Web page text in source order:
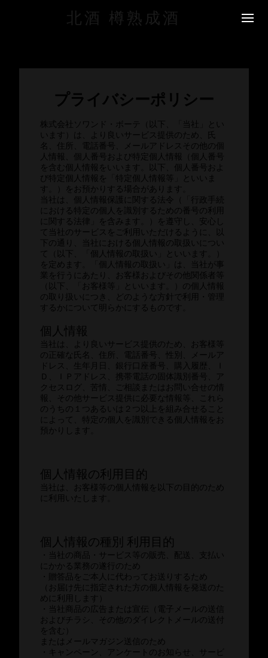
北酒 樽熟成酒
プライバシーポリシー
株式会社ソワンド・ボーテ（以下、「当社」とい
います）は、より良いサービス提供のため、氏
名、住所、電話番号、メールアドレスその他の個
人情報、個人番号および特定個人情報（個人番号
を含む個人情報をいいます。以下、個人番号およ
び特定個人情報を「特定個人情報等」といいま
す。）をお預かりする場合があります。
当社は、個人情報保護に関する法令（「行政手続
における特定の個人を識別するための番号の利用
に関する法律」を含みます。）を遵守し、安心し
て当社のサービスをご利用いただけるように、以
下の通り、当社における個人情報の取扱いについ
て（以下、「個人情報の取扱い」といいます。）
を定めます。「個人情報の取扱い」は、当社が事
業を行うにあたり、お客様およびその他関係者等
（以下、「お客様等」といいます。）の個人情報
の取り扱いにつき、どのような方針で利用・管理
するかについて明らかにするものです。
個人情報
当社は、より良いサービス提供のため、お客様等
の正確な氏名、住所、電話番号、性別、メールア
ドレス、生年月日、銀行口座番号、購入履歴、Ｉ
Ｄ、ＩＰアドレス、携帯電話の固体識別番号、ア
クセスログ、苦情、ご相談またはお問い合せの情
報、その他サービス提供に必要な情報等、これら
のうちの１つあるいは２つ以上を組み合せること
によって、特定の個人を識別できる個人情報をお
預かりします。
個人情報の利用目的
当社は、お客様等の個人情報を以下の目的のため
に利用いたします。
個人情報の種別 利用目的
・当社の商品・サービス等の販売、配送、支払い
にかかる業務の遂行のため
・贈答品をご本人に代わってお送りするため
（お届け先に指定された方の個人情報を発送のた
めに利用します）
・当社商品の広告または宣伝（電子メールの送信
およびチラシ、その他のダイレクトメールの送付
を含む）
またはメールマガジン送信のため
・キャンペーン、アンケートのお知らせ、サービ